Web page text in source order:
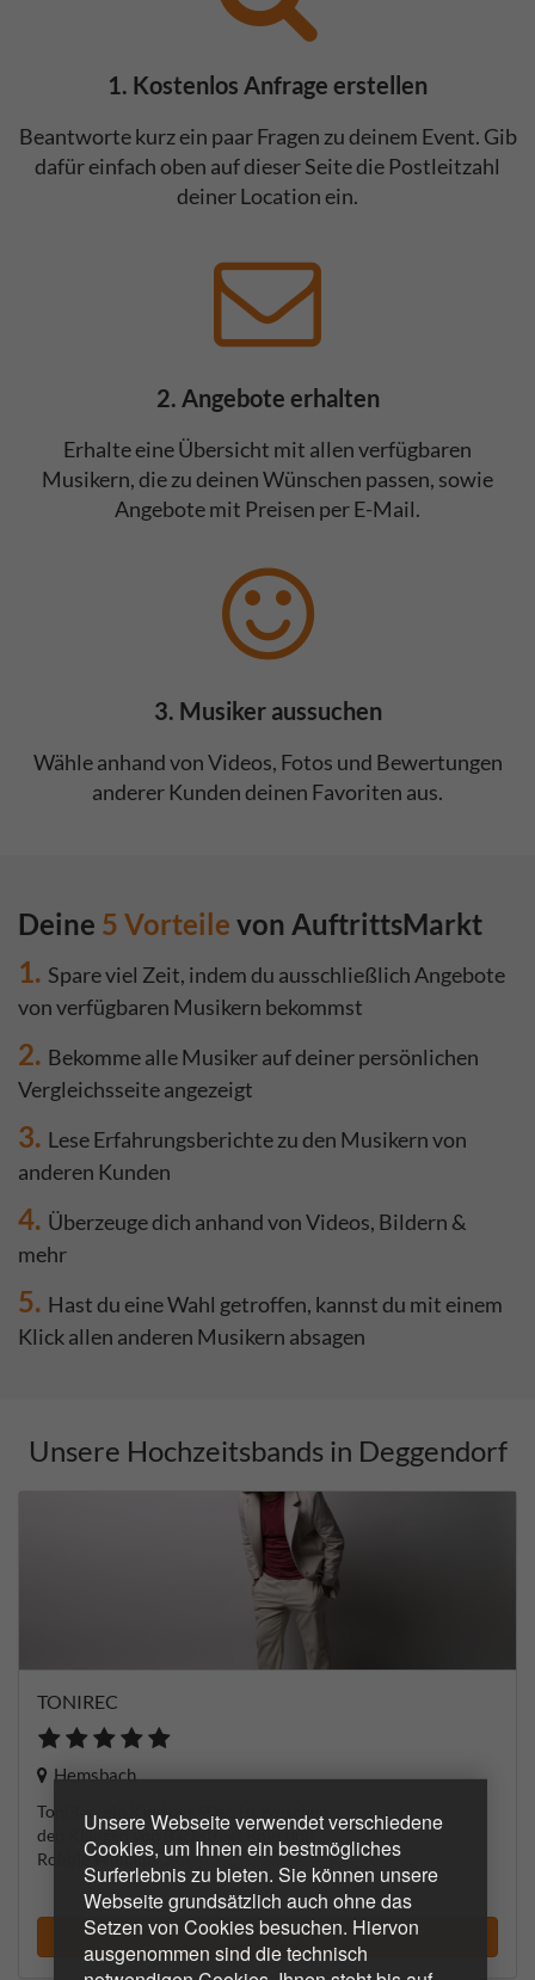
Unsere Webseite verwendet verschiedene
Cookies, um Ihnen ein bestmögliches
Surferlebnis zu bieten. Sie können unsere
Webseite grundsätzlich auch ohne das
Setzen von Cookies besuchen. Hiervon
ausgenommen sind die technisch
1. Kostenlos Anfrage erstellen
Beantworte kurz ein paar Fragen zu deinem Event. Gib
dafür einfach oben auf dieser Seite die Postleitzahl
deiner Location ein.
2. Angebote erhalten
Erhalte eine Übersicht mit allen verfügbaren
Musikern, die zu deinen Wünschen passen, sowie
Angebote mit Preisen per E-Mail.
3. Musiker aussuchen
Wähle anhand von Videos, Fotos und Bewertungen
anderer Kunden deinen Favoriten aus.
Deine 5 Vorteile von AuftrittsMarkt
1. Spare viel Zeit, indem du ausschließlich Angebote
von verfügbaren Musikern bekommst
2. Bekomme alle Musiker auf deiner persönlichen
Vergleichsseite angezeigt
3. Lese Erfahrungsberichte zu den Musikern von
anderen Kunden
4. Überzeuge dich anhand von Videos, Bildern &
mehr
5. Hast du eine Wahl getroffen, kannst du mit einem
Klick allen anderen Musikern absagen
Unsere Hochzeitsbands in Deggendorf
TONIREC
Hemsbach
ToniRec, ein Kind der 90er, ist zwischen
den Klängen von Backstreet Boys und
Robbie Williams...
Musiker suchen